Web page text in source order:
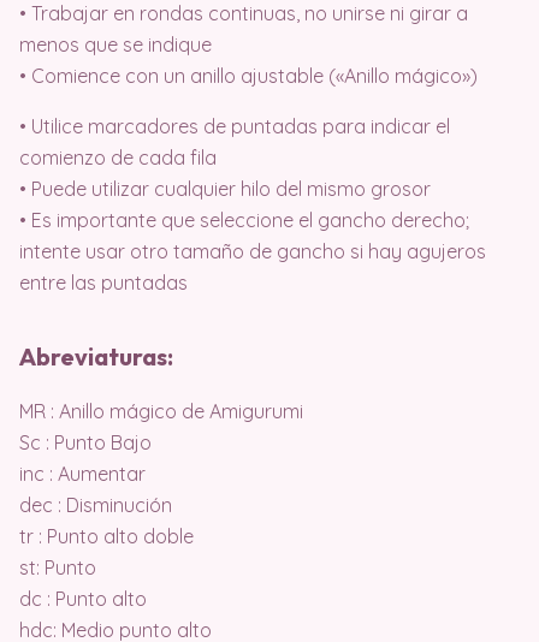
• Trabajar en rondas continuas, no unirse ni girar a
menos que se indique
• Comience con un anillo ajustable («Anillo mágico»)
• Utilice marcadores de puntadas para indicar el
comienzo de cada fila
• Puede utilizar cualquier hilo del mismo grosor
• Es importante que seleccione el gancho derecho;
intente usar otro tamaño de gancho si hay agujeros
entre las puntadas
Abreviaturas:
MR : Anillo mágico de Amigurumi
Sc : Punto Bajo
inc : Aumentar
dec : Disminución
tr : Punto alto doble
st: Punto
dc : Punto alto
hdc: Medio punto alto